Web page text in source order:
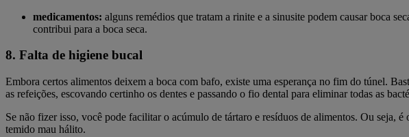
medicamentos: alguns remédios que tratam a rinite e a sinusite podem causar boca
contribui para a boca seca.
8. Falta de higiene bucal
Embora certos alimentos deixem a boca com bafo, existe uma esperança no fim do túnel.
as refeições, escovando certinho os dentes e passando o fio dental para eliminar todas as
Se não fizer isso, você pode facilitar o acúmulo de tártaro e resíduos de alimentos. Ou seja,
temido mau hálito.